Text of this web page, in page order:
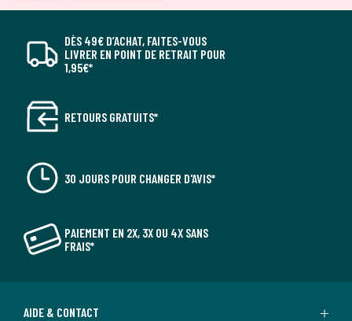
DÈS 49€ D’ACHAT, FAITES-VOUS
LIVRER EN POINT DE RETRAIT POUR
1,95€*
RETOURS GRATUITS*
30 JOURS POUR CHANGER D'AVIS*
PAIEMENT EN 2X, 3X OU 4X SANS
FRAIS*
AIDE & CONTACT